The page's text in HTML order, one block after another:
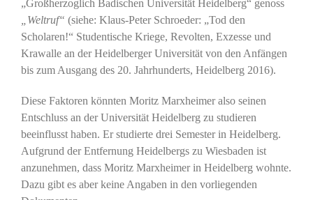
„Großherzoglich Badischen Universität Heidelberg“ genoss
„Weltruf“ (siehe: Klaus-Peter Schroeder: „Tod den
Scholaren!“ Studentische Kriege, Revolten, Exzesse und
Krawalle an der Heidelberger Universität von den Anfängen
bis zum Ausgang des 20. Jahrhunderts, Heidelberg 2016).
Diese Faktoren könnten Moritz Marxheimer also seinen
Entschluss an der Universität Heidelberg zu studieren
beeinflusst haben. Er studierte drei Semester in Heidelberg.
Aufgrund der Entfernung Heidelbergs zu Wiesbaden ist
anzunehmen, dass Moritz Marxheimer in Heidelberg wohnte.
Dazu gibt es aber keine Angaben in den vorliegenden